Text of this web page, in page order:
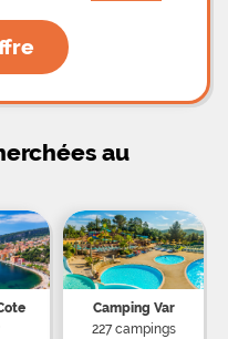
au
Camping Var
227 campings